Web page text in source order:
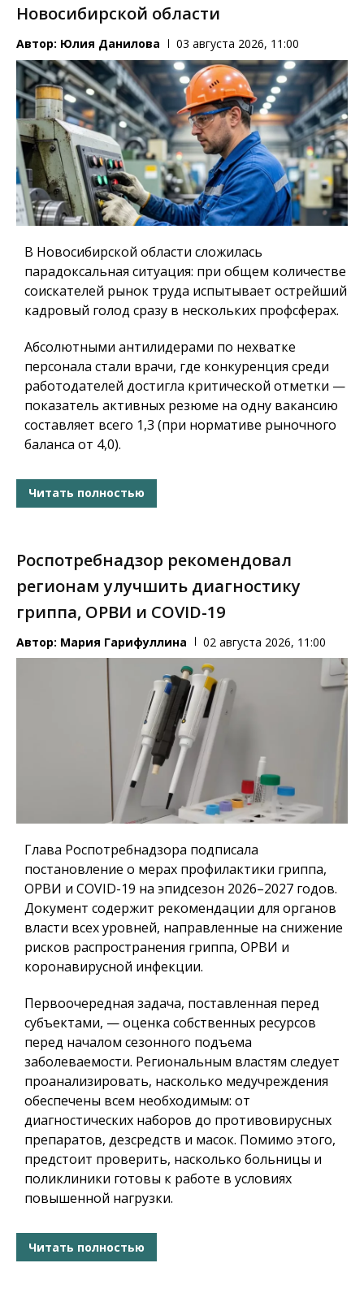
Новосибирской области
Автор: Юлия Данилова 03 августа 2026, 11:00
В Новосибирской области сложилась
парадоксальная ситуация: при общем количестве
соискателей рынок труда испытывает острейший
кадровый голод сразу в нескольких профсферах.
Абсолютными антилидерами по нехватке
персонала стали врачи, где конкуренция среди
работодателей достигла критической отметки —
показатель активных резюме на одну вакансию
составляет всего 1,3 (при нормативе рыночного
баланса от 4,0).
Читать полностью
Роспотребнадзор рекомендовал
регионам улучшить диагностику
гриппа, ОРВИ и COVID-19
Автор: Мария Гарифуллина 02 августа 2026, 11:00
Глава Роспотребнадзора подписала
постановление о мерах профилактики гриппа,
ОРВИ и COVID-19 на эпидсезон 2026–2027 годов.
Документ содержит рекомендации для органов
власти всех уровней, направленные на снижение
рисков распространения гриппа, ОРВИ и
коронавирусной инфекции.
Первоочередная задача, поставленная перед
субъектами, — оценка собственных ресурсов
перед началом сезонного подъема
заболеваемости. Региональным властям следует
проанализировать, насколько медучреждения
обеспечены всем необходимым: от
диагностических наборов до противовирусных
препаратов, дезсредств и масок. Помимо этого,
предстоит проверить, насколько больницы и
поликлиники готовы к работе в условиях
повышенной нагрузки.
Читать полностью